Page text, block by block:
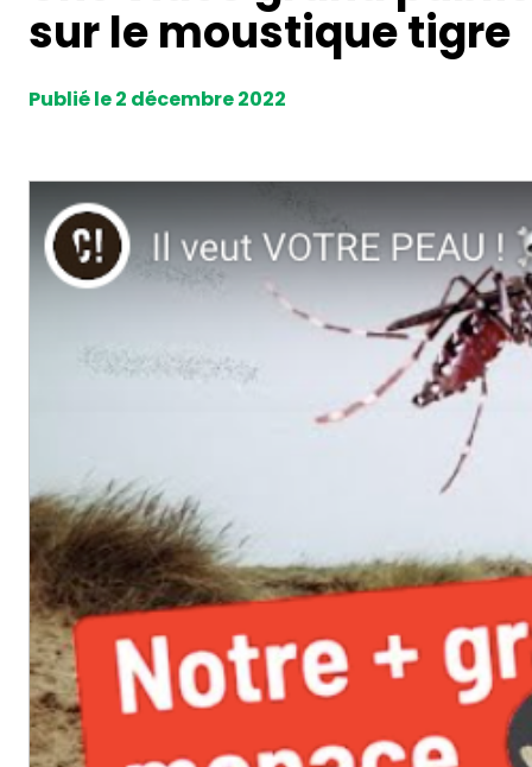
sur le moustique tigre
Publié le 2 décembre 2022